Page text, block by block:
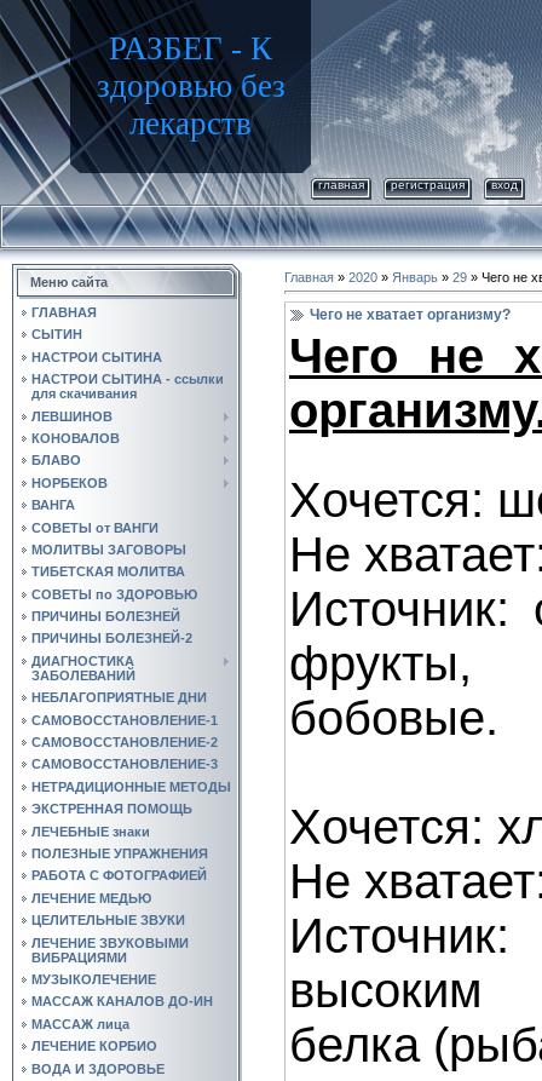
РАЗБЕГ - К
здоровью без
лекарств
главная регистрация вход
Меню сайта
ГЛАВНАЯ
СЫТИН
НАСТРОИ СЫТИНА
НАСТРОИ СЫТИНА - ссылки
для скачивания
ЛЕВШИНОВ
КОНОВАЛОВ
БЛАВО
НОРБЕКОВ
ВАНГА
СОВЕТЫ от ВАНГИ
МОЛИТВЫ ЗАГОВОРЫ
ТИБЕТСКАЯ МОЛИТВА
СОВЕТЫ по ЗДОРОВЬЮ
ПРИЧИНЫ БОЛЕЗНЕЙ
ПРИЧИНЫ БОЛЕЗНЕЙ-2
ДИАГНОСТИКА
ЗАБОЛЕВАНИЙ
НЕБЛАГОПРИЯТНЫЕ ДНИ
САМОВОССТАНОВЛЕНИЕ-1
САМОВОССТАНОВЛЕНИЕ-2
САМОВОССТАНОВЛЕНИЕ-3
НЕТРАДИЦИОННЫЕ МЕТОДЫ
ЭКСТРЕННАЯ ПОМОЩЬ
ЛЕЧЕБНЫЕ знаки
ПОЛЕЗНЫЕ УПРАЖНЕНИЯ
РАБОТА С ФОТОГРАФИЕЙ
ЛЕЧЕНИЕ МЕДЬЮ
ЦЕЛИТЕЛЬНЫЕ ЗВУКИ
ЛЕЧЕНИЕ ЗВУКОВЫМИ
ВИБРАЦИЯМИ
МУЗЫКОЛЕЧЕНИЕ
МАССАЖ КАНАЛОВ ДО-ИН
МАССАЖ лица
ЛЕЧЕНИЕ КОРБИО
ВОДА И ЗДОРОВЬЕ
Главная » 2020 » Январь » 29 » Чего не
Чего не хватает организму?
Чего не
Хочется:
Не
Источник:
фрукты,
бобовые.
Хочется:
Не
высоким
белка